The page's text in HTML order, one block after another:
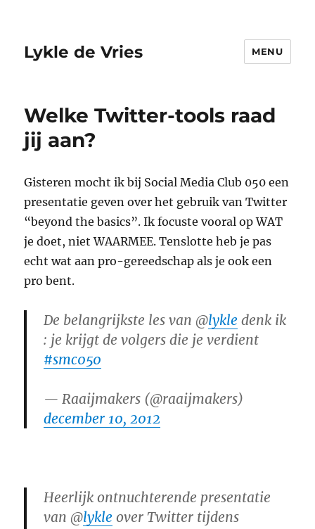
Lykle de Vries MENU
Welke Twitter-tools raad
jij aan?
Gisteren mocht ik bij Social Media Club 050 een
presentatie geven over het gebruik van Twitter
“beyond the basics”. Ik focuste vooral op WAT
je doet, niet WAARMEE. Tenslotte heb je pas
echt wat aan pro-gereedschap als je ook een
pro bent.
De belangrijkste les van @lykle denk ik
: je krijgt de volgers die je verdient
#smc050
— Raaijmakers (@raaijmakers)
december 10, 2012
Heerlijk ontnuchterende presentatie
van @lykle over Twitter tijdens